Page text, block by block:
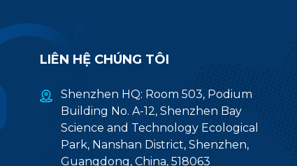
LIÊN HỆ CHÚNG TÔI
Shenzhen HQ: Room 503, Podium
Building No. A-12, Shenzhen Bay
Science and Technology Ecological
Park, Nanshan District, Shenzhen,
Guangdong, China, 518063